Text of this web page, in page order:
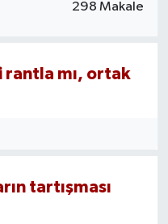
298 Makale
rantla mı, ortak
tartışması